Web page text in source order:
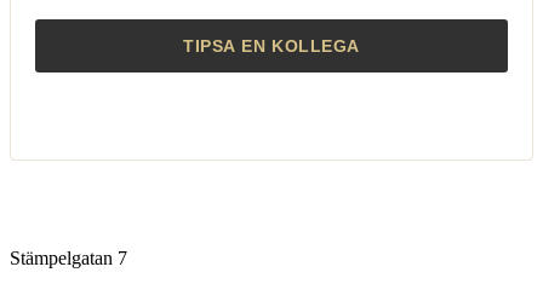
Stämpelgatan 7